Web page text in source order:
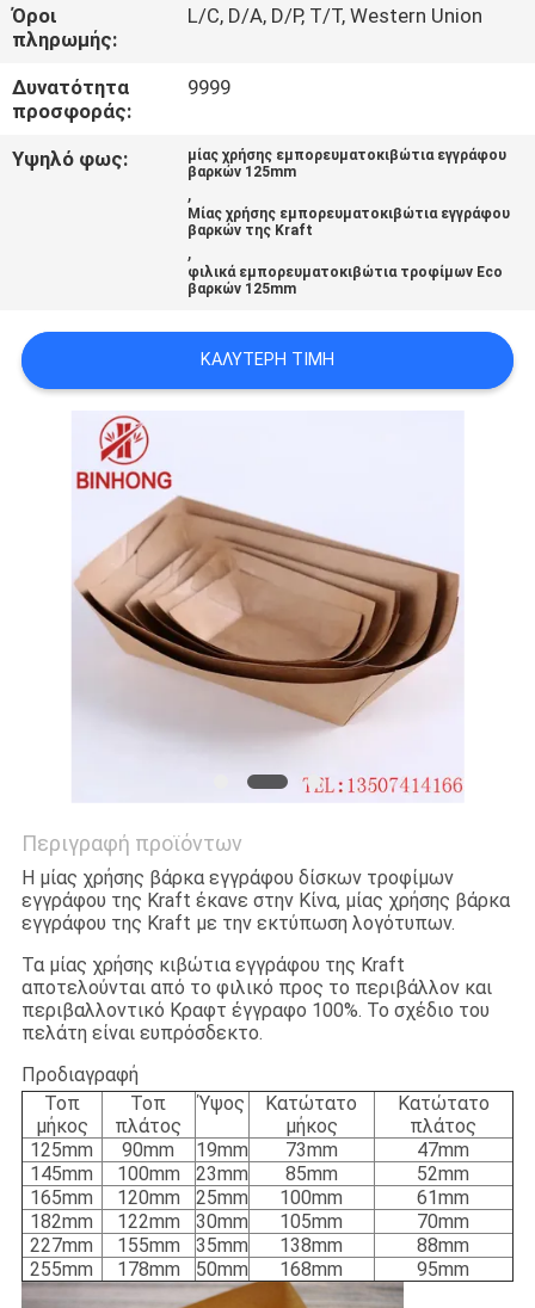
ΕΙΔΉΣΕΙΣ
SITEMAP
Όροι
πληρωμής:
L/C, D/A, D/P, T/T, Western Union
Δυνατότητα
προσφοράς:
9999
Υψηλό φως:
μίας χρήσης εμπορευματοκιβώτια εγγράφου
βαρκών 125mm
,
Μίας χρήσης εμπορευματοκιβώτια εγγράφου
βαρκών της Kraft
,
φιλικά εμπορευματοκιβώτια τροφίμων Eco
βαρκών 125mm
ΚΑΛΎΤΕΡΗ ΤΙΜΉ
Περιγραφή προϊόντων
Η μίας χρήσης βάρκα εγγράφου δίσκων τροφίμων
εγγράφου της Kraft έκανε στην Κίνα, μίας χρήσης βάρκα
εγγράφου της Kraft με την εκτύπωση λογότυπων.
Τα μίας χρήσης κιβώτια εγγράφου της Kraft
αποτελούνται από το φιλικό προς το περιβάλλον και
περιβαλλοντικό Κραφτ έγγραφο 100%. Το σχέδιο του
πελάτη είναι ευπρόσδεκτο.
Προδιαγραφή
Τοπ
μήκος
Τοπ
πλάτος
Ύψος
Κατώτατο
μήκος
Κατώτατο
πλάτος
125mm
90mm 19mm 73mm
47mm
145mm
100mm 23mm 85mm
52mm
165mm
120mm 25mm 100mm
61mm
182mm
122mm 30mm 105mm
70mm
227mm
155mm 35mm 138mm
88mm
255mm
178mm 50mm 168mm 95mm